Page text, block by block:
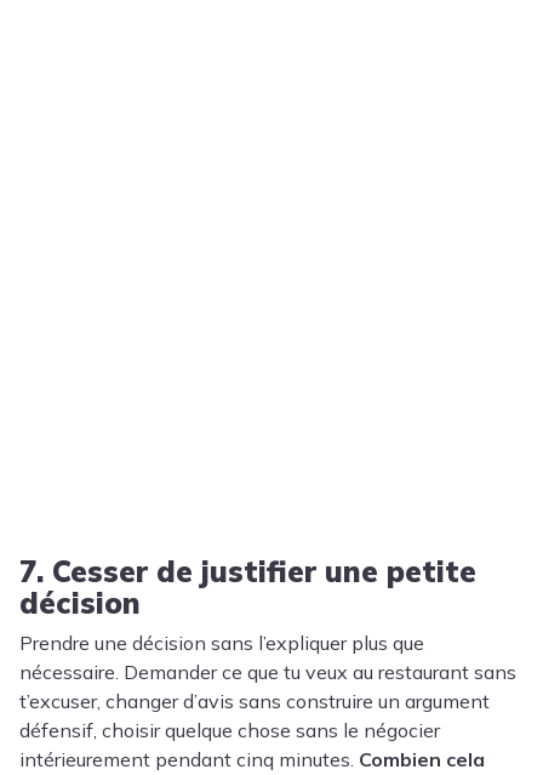
7. Cesser de justifier une petite
décision
Prendre une décision sans l’expliquer plus que
nécessaire. Demander ce que tu veux au restaurant sans
t’excuser, changer d’avis sans construire un argument
défensif, choisir quelque chose sans le négocier
intérieurement pendant cinq minutes. Combien cela